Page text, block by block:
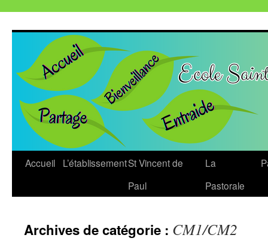
Accueil L’établissementSt Vincent de
Paul
La
Pastorale
Archives de catégorie : CM1/CM2